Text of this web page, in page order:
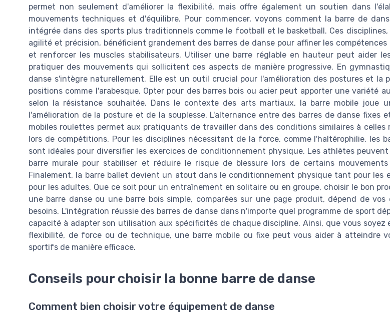
permet non seulement d'améliorer la flexibilité, mais offre également un soutien dans
mouvements techniques et d'équilibre. Pour commencer, voyons comment la barre de
intégrée dans des sports plus traditionnels comme le football et le basketball. Ces
agilité et précision, bénéficient grandement des barres de danse pour affiner les compétences
et renforcer les muscles stabilisateurs. Utiliser une barre réglable en hauteur peut aider
pratiquer des mouvements qui sollicitent ces aspects de manière progressive. En
danse s'intègre naturellement. Elle est un outil crucial pour l'amélioration des postures et la
positions comme l'arabesque. Opter pour des barres bois ou acier peut apporter une variété
selon la résistance souhaitée. Dans le contexte des arts martiaux, la barre mobile joue
l'amélioration de la posture et de la souplesse. L'alternance entre des barres de danse fixes
mobiles roulettes permet aux pratiquants de travailler dans des conditions similaires à celles
lors de compétitions. Pour les disciplines nécessitant de la force, comme l'haltérophilie, les
sont idéales pour diversifier les exercices de conditionnement physique. Les athlètes
barre murale pour stabiliser et réduire le risque de blessure lors de certains mouvements
Finalement, la barre ballet devient un atout dans le conditionnement physique tant pour les
pour les adultes. Que ce soit pour un entraînement en solitaire ou en groupe, choisir le bon
une barre danse ou une barre bois simple, comparées sur une page produit, dépend de
besoins. L'intégration réussie des barres de danse dans n'importe quel programme de sport
capacité à adapter son utilisation aux spécificités de chaque discipline. Ainsi, que vous soyez
flexibilité, de force ou de technique, une barre mobile ou fixe peut vous aider à atteindre
sportifs de manière efficace.
Conseils pour choisir la bonne barre de danse
Comment bien choisir votre équipement de danse